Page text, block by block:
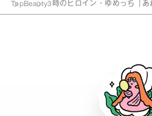
TopBeauty3時のヒロイン・ゆめっち「